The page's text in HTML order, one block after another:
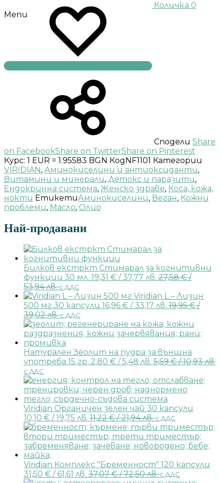
Количка 0
Menu
Сподели Share
on FacebookShare on TwitterShare on Pinterest
Курс: 1 EUR = 1.95583 BGN КодNF1101 Категории
VIRIDIAN, Аминокиселини и антиоксиданти,
Витамини и минерали, Детокс и паразити,
Ендокринна система, Женско здраве, Коса, кожа,
нокти ЕтикетиАминокиселини, Веган, Кожни
проблеми, Масло, Олио
Най-продавани
Билков екстркт Стимарал за когнитивни
функции 30 мл. 19,31 € / 37,77 лв. 27,58€/
53,94 лв.с ДДС
Viridian L – Лизин
500 мг 30 капсули 16,96 € / 33,17 лв. 19,95€/
39,02 лв.с ДДС
Натурален Зеолит на пудра за външна
употреба 15 гр. 2,80 € / 5,48 лв. 5,59€/ 10,93 лв.
с ДДС
Viridian Органичен зелен чай 30 капсули
10,10 € / 19,75 лв. 11,22€/ 21,94 лв.с ДДС
Viridian Комплекс "Бременност" 120 капсули
31,50 € / 61,61 лв. 37,07€/ 72,50 лв.с ДДС